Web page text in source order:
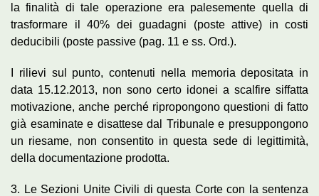
la finalità di tale operazione era palesemente quella di
trasformare il 40% dei guadagni (poste attive) in costi
deducibili (poste passive (pag. 11 e ss. Ord.).
I rilievi sul punto, contenuti nella memoria depositata in
data 15.12.2013, non sono certo idonei a scalfire siffatta
motivazione, anche perché ripropongono questioni di fatto
già esaminate e disattese dal Tribunale e presuppongono
un riesame, non consentito in questa sede di legittimità,
della documentazione prodotta.
3. Le Sezioni Unite Civili di questa Corte con la sentenza